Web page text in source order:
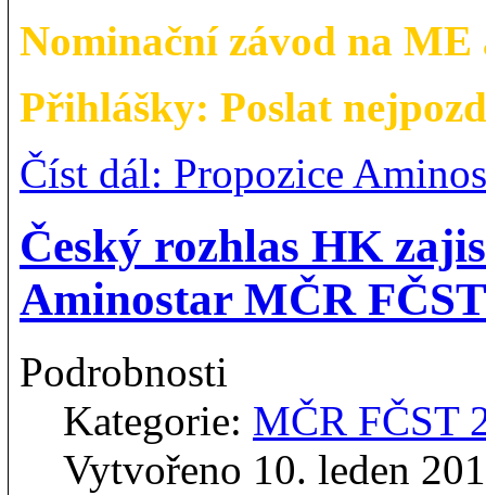
Nominační závod na ME
Přihlášky: Poslat
Číst dál: Propozice
Český rozhlas HK
Aminostar MČR FČST
Podrobnosti
Kategorie: MČR FČST
Vytvořeno 10. leden